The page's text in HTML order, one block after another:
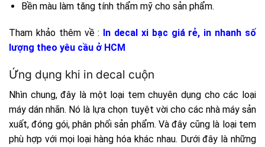
Bền màu làm tăng tính thẩm mỹ cho sản phẩm.
Tham khảo thêm về :
In decal xi bạc giá rẻ, in nhanh số
lượng theo yêu cầu ở HCM
Ứng dụng khi in decal cuộn
Nhìn chung, đây là một loại tem chuyên dụng cho các loại
máy dán nhãn. Nó là lựa chọn tuyệt vời cho các nhà máy sản
xuất, đóng gói, phân phối sản phẩm. Và đây cũng là loại tem
phù hợp với mọi loại hàng hóa khác nhau. Dưới đây là những